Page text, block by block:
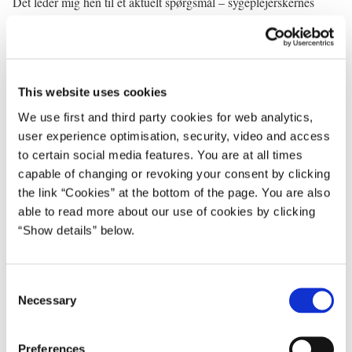
This website uses cookies
We use first and third party cookies for web analytics,
user experience optimisation, security, video and access
to certain social media features. You are at all times
capable of changing or revoking your consent by clicking
the link “Cookies” at the bottom of the page. You are also
able to read more about our use of cookies by clicking
“Show details” below.
Necessary
Preferences
Nu har regeringen og Folketinget grebet ind. Det er ikke en
beslutning, vi har truffet med glæde. Men det er også en del af
spillereglerne.
Konflikten er stoppet. Derfor vil jeg gerne sige noget i dag.
Jeg vil sende en direkte hilsen til jer sygeplejersker, som ser med:
vil ikke blive glemt. Den stopper ikke her.